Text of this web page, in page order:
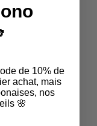
de 10% de
achat, mais
nos
🌸